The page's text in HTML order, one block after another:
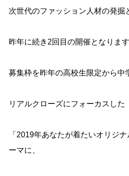
次世代のファッション人材の発掘
昨年に続き2回目の開催となります
募集枠を昨年の高校生限定から中
リアルクローズにフォーカスした
「2019年あなたが着たいオリジ
ーマに、